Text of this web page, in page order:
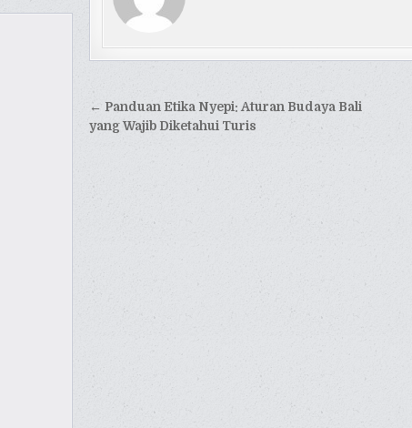
Navigasi
pos
← Panduan Etika Nyepi: Aturan Budaya Bali
yang Wajib Diketahui Turis